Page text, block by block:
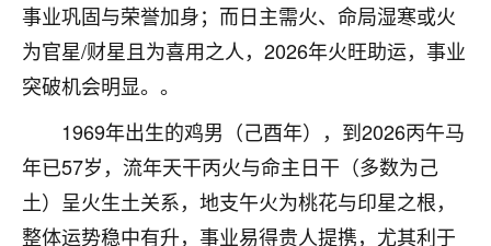
事业巩固与荣誉加身；而日主需火、命局湿寒或火
为官星/财星且为喜用之人，2026年火旺助运，事业
突破机会明显。。
1969年出生的鸡男（己酉年），到2026丙午马
年已57岁，流年天干丙火与命主日干（多数为己
土）呈火生土关系，地支午火为桃花与印星之根，
整体运势稳中有升，事业易得贵人提携，尤其利于
我身体不太好，总是病病殃殃的，去检查又没什么大
问题，反正就是不舒服。中医西医看遍了，找不到问
题，后来无意中看到有人推荐慧来老师，跟老师聊过
之后，心情豁然开朗，也听老师建议，处理了一些因
果问题。今年以来，身体比以前好多，主要是心情好
了，老师说境随心转，现在深有体会了。
鹿森：是的，其实跟老师聊过之后，最大的感
触，首先就是心态会变好，万般皆是命，半点